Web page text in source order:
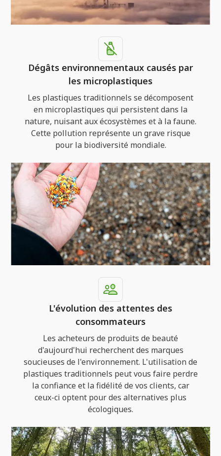
Dégâts environnementaux causés par
les microplastiques
Les plastiques traditionnels se décomposent
en microplastiques qui persistent dans la
nature, nuisant aux écosystèmes et à la faune.
Cette pollution représente un grave risque
pour la biodiversité mondiale.
L'évolution des attentes des
consommateurs
Les acheteurs de produits de beauté
d'aujourd'hui recherchent des marques
soucieuses de l'environnement. L'utilisation de
plastiques traditionnels peut vous faire perdre
la confiance et la fidélité de vos clients, car
ceux-ci optent pour des alternatives plus
écologiques.